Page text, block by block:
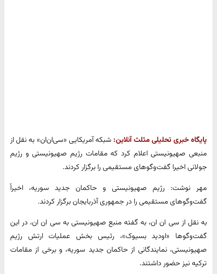
پایگاه خبری تحلیلی مثلث آنلاین: شبکه آمریکایی «سی‌ان‌ان» به نقل از
منبعی صهیونیستی اعلام کرد که مقامات رژیم صهیونیستی و رژیم
جولانی اخیرا گفت‌وگوهای مستقیمی را برگزار کردند.
مهر نوشت: رژیم صهیونیستی و حاکمان جدید سوریه، اخیراً
گفت‌وگوهای مستقیمی را در جمهوری آذربایجان برگزار کردند.
به نقل از سی ان ان، به گفته منبع صهیونیستی به سی ان ان، در این
گفت‌وگوها «اودید بسیوک»، رئیس بخش عملیات ارتش رژیم
صهیونیستی، نمایندگانی از حاکمان جدید سوریه، و برخی از مقامات
ترکیه نیز حضور داشتند.